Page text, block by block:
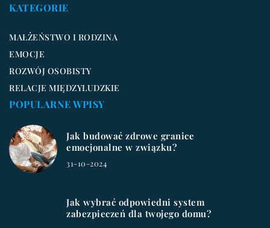
KATEGORIE
MAŁŻEŃSTWO I RODZINA
EMOCJE
ROZWÓJ OSOBISTY
RELACJE MIĘDZYLUDZKIE
POPULARNE WPISY
Jak budować zdrowe granice
emocjonalne w związku?
31-10-2024
Jak wybrać odpowiedni system
zabezpieczeń dla twojego domu?